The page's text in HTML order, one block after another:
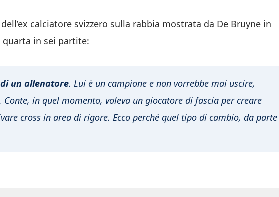
calciatore svizzero sulla rabbia mostrata da De Bruyne in
in sei partite:
un allenatore. Lui è un campione e non vorrebbe mai uscire,
in quel momento, voleva un giocatore di fascia per creare
cross in area di rigore. Ecco perché quel tipo di cambio, da parte